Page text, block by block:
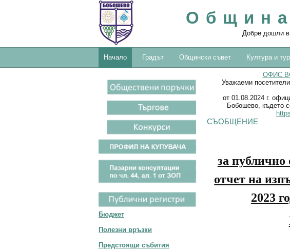
Добре дошли
Начало Градът Общински съвет Култура и
ОФИС
Бюджет
Полезни връзки
Предстоящи събития
Уважаеми
от 01.08.2024 г.
Бобошево, където
СЪОБЩЕНИЕ
за
отчет на
2023